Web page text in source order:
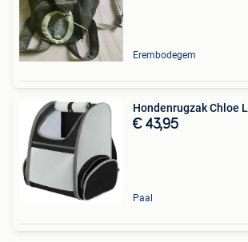
Erembodegem
Hondenrugzak Chloe
€ 43,95
Paal